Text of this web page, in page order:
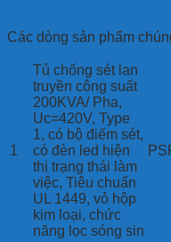
Các dòng sản phẩm
1
Tủ chống sét lan
truyền công suất
200KVA/ Pha,
Uc=420V, Type
1, có bộ điếm sét,
có đèn led hiện
thị trạng thái làm
việc, Tiêu chuẩn
UL 1449, vỏ hộp
kim loại, chức
năng lọc sóng sin